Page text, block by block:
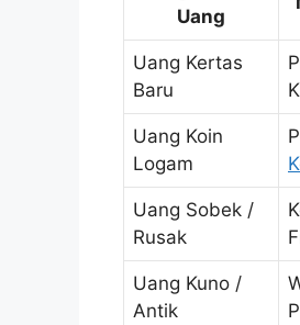
Uang
Uang Kertas
Baru
Uang Koin
Logam
Uang Sobek /
Rusak
Uang Kuno /
Antik